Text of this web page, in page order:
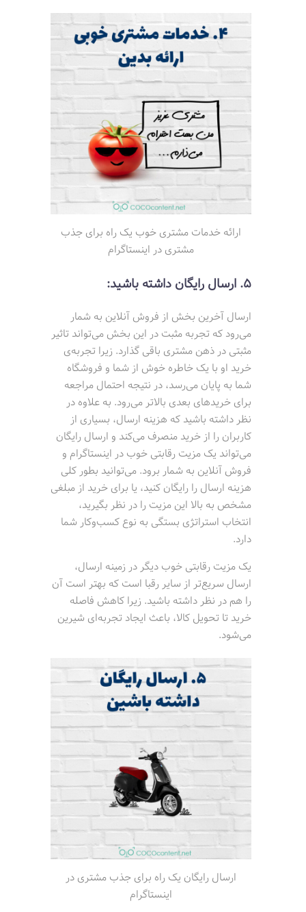
ارائه خدمات مشتری خوب یک راه برای جذب
مشتری در اینستاگرام
5. ارسال رایگان داشته باشید:
ارسال آخرین بخش از فروش آنلاین به شمار
می‌رود که تجربه مثبت در این بخش می‌تواند تاثیر
مثبتی در ذهن مشتری باقی گذارد. زیرا تجربه‌ی
خرید او با یک خاطره خوش از شما و فروشگاه
شما به پایان می‌رسد، در نتیجه احتمال مراجعه
برای خریدهای بعدی بالاتر می‌رود. به علاوه در
نظر داشته باشید که هزینه ارسال، بسیاری از
کاربران را از خرید منصرف می‌کند و ارسال رایگان
می‌تواند یک مزیت رقابتی خوب در اینستاگرام و
فروش آنلاین به شمار برود. می‌توانید بطور کلی
هزینه ارسال را رایگان کنید، یا برای خرید از مبلغی
مشخص به بالا این مزیت را در نظر بگیرید،
انتخاب استراتژی بستگی به نوع کسب‌وکار شما
دارد.
یک مزیت رقابتی خوب دیگر در زمینه ارسال،
ارسال سریع‌تر از سایر رقبا است که بهتر است آن
را هم در نظر داشته باشید. زیرا کاهش فاصله
خرید تا تحویل کالا، باعث ایجاد تجربه‌ای شیرین
می‌شود.
ارسال رایگان یک راه برای جذب مشتری‌ در
اینستاگرام